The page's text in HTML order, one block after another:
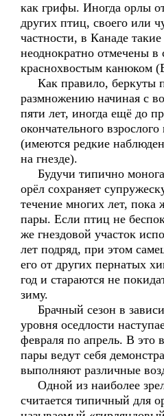
как грифы. Иногда орлы
других птиц, своего или
частности, в Канаде
неоднократно отмечены в
краснохвостым канюком
Как правило, беркуты
размножению начиная с
пяти лет, иногда ещё до
окончательного
(имеются редкие
на гнезде).
Будучи типично
орёл сохраняет
течение многих лет, пока
пары. Если птиц не
же гнездовой участок
лет подряд, при этом
его от других пернатых
год и стараются не
зиму.
Брачный сезон в
уровня оседлости
февраля по апрель. В это
пары ведут себя
выполняют различные
Одной из наиболее
считается типичный для